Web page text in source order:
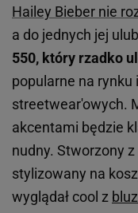
Hailey Bieber nie
a do jednych jej
550, który rzadko
popularne na rynku
streetwear'owych.
akcentami będzie
nudny. Stworzony
stylizowany na
wyglądał cool z